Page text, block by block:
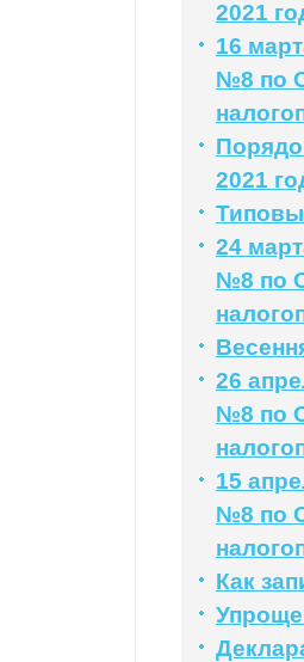
2021
16
№8 по
2021
24
№8 по
26
№8 по
15
№8 по
Как